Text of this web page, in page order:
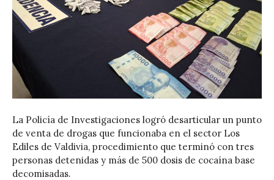
La Policía de Investigaciones logró desarticular un punto
de venta de drogas que funcionaba en el sector Los
Ediles de Valdivia, procedimiento que terminó con tres
personas detenidas y más de 500 dosis de cocaína base
decomisadas.